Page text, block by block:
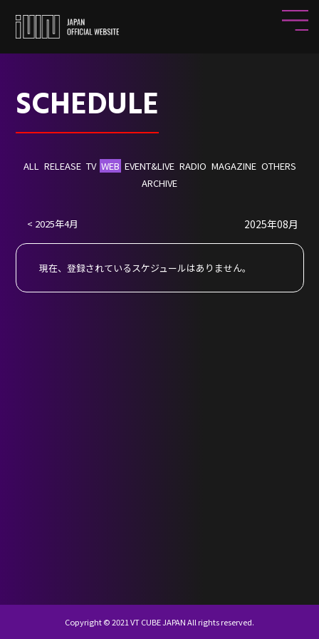
SCHEDULE
ALL RELEASE TV WEB EVENT&LIVE RADIO MAGAZINE OTHERS
ARCHIVE
2025年4月 2025年08月
現在、登録されているスケジュールはありません。
Copyright © 2021 VT CUBE JAPAN All rights reserved.
NEWS
KR JP